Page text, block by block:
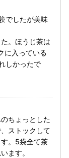
でしたが美味
。ほうじ茶は
に入っている
しかったで
ちょっとした
ストックして
。5袋全て茶
ます。